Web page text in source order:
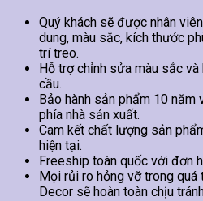
Quý khách sẽ được nhân
dung, màu sắc, kích thước
trí treo.
Hỗ trợ chỉnh sửa màu sắc
cầu.
Bảo hành sản phẩm 10
phía nhà sản xuất.
Cam kết chất lượng sản
hiện tại.
Freeship toàn quốc với đơn
Mọi rủi ro hỏng vỡ trong quá
Decor sẽ hoàn toàn chịu